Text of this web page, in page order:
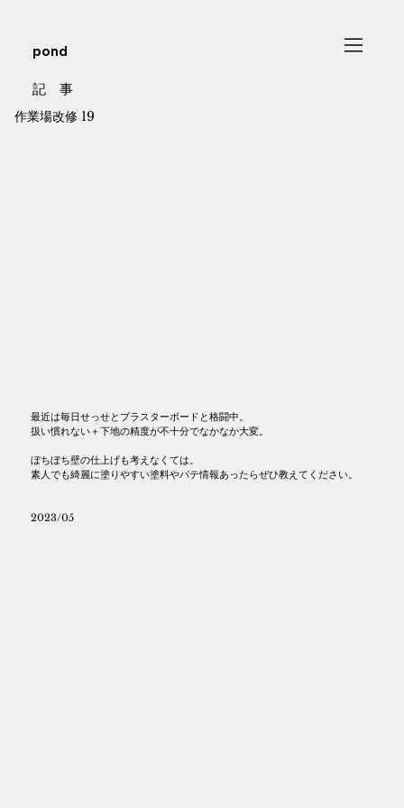
作業場改修 19
最近は毎日せっせとプラスターボードと格闘中。
扱い慣れない＋下地の精度が不十分でなかなか大変。
ぼちぼち壁の仕上げも考えなくては。
素人でも綺麗に塗りやすい塗料やパテ情報あったらぜひ教えてください。
2023/05
記 事
pond